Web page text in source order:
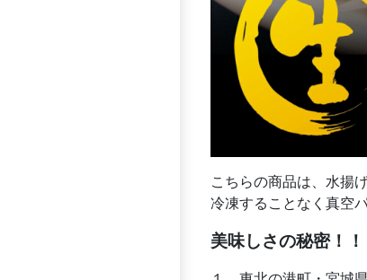
こちらの商品は、水揚
冷凍することなく真空
美味しさの秘密！！